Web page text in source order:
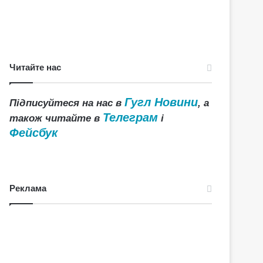
Читайте нас
Підписуйтеся на нас вГугл Новини, а
також читайте в Телеграм і
Фейсбук
Реклама